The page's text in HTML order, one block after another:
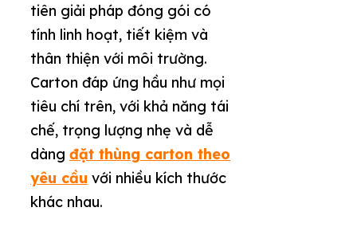
tiên giải pháp đóng gói có
tính linh hoạt, tiết kiệm và
thân thiện với môi trường.
Carton đáp ứng hầu như mọi
tiêu chí trên, với khả năng tái
chế, trọng lượng nhẹ và dễ
dàng đặt thùng carton theo
yêu cầu với nhiều kích thước
khác nhau.